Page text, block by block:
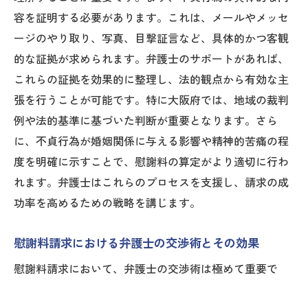
容を証明する必要があります。これは、メールやメッセ
ージのやり取り、写真、目撃証言など、具体的かつ客観
的な証拠が求められます。弁護士のサポートがあれば、
これらの証拠を効果的に整理し、法的観点から有効な主
張を行うことが可能です。特に大阪府では、地域の裁判
例や法的基準に基づいた判断が重要となります。さら
に、不貞行為が婚姻関係に与える影響や精神的苦痛の程
度を明確に示すことで、慰謝料の算定がより適切に行わ
れます。弁護士はこれらのプロセスを支援し、請求の成
功率を高めるための戦略を講じます。
慰謝料請求における弁護士の交渉術とその効果
慰謝料請求において、弁護士の交渉術は極めて重要で